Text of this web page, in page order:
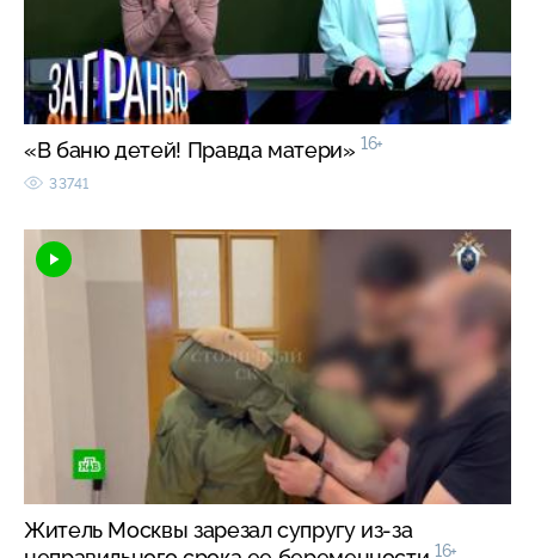
«В баню детей! Правда матери» 16+
33741
Житель Москвы зарезал супругу из-за
16+